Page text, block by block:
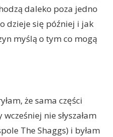
daleko poza jedno
dzieje się później i jak
myślą o tym co mogą
że sama części
nie słyszałam
The Shaggs) i byłam